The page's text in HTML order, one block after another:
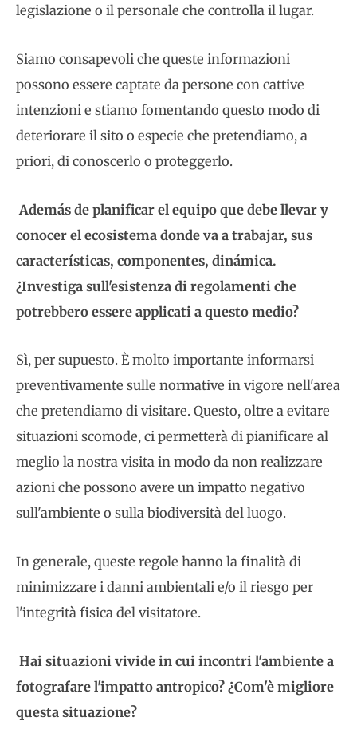
legislazione o il personale che controlla il lugar.
Siamo consapevoli che queste informazioni
possono essere captate da persone con cattive
intenzioni e stiamo fomentando questo modo di
deteriorare il sito o especie che pretendiamo, a
priori, di conoscerlo o proteggerlo.
Además de planificar el equipo que debe llevar y
conocer el ecosistema donde va a trabajar, sus
características, componentes, dinámica.
¿Investiga sull'esistenza di regolamenti che
potrebbero essere applicati a questo medio?
Sì, per supuesto. È molto importante informarsi
preventivamente sulle normative in vigore nell'area
che pretendiamo di visitare. Questo, oltre a evitare
situazioni scomode, ci permetterà di pianificare al
meglio la nostra visita in modo da non realizzare
azioni che possono avere un impatto negativo
sull'ambiente o sulla biodiversità del luogo.
In generale, queste regole hanno la finalità di
minimizzare i danni ambientali e/o il riesgo per
l'integrità fisica del visitatore.
Hai situazioni vivide in cui incontri l'ambiente a
fotografare l'impatto antropico? ¿Com'è migliore
questa situazione?